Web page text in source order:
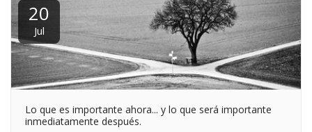
20
Jul
Lo que es importante ahora... y lo que será importante
inmediatamente después.